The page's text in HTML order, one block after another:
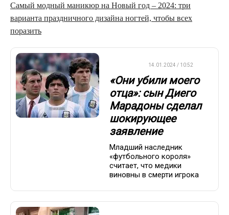
Самый модный маникюр на Новый год – 2024: три
варианта праздничного дизайна ногтей, чтобы всех
поразить
14.01.2024 / 10:52
«Они убили моего
отца»: сын Диего
Марадоны сделал
шокирующее
заявление
Младший наследник
«футбольного короля»
считает, что медики
виновны в смерти игрока